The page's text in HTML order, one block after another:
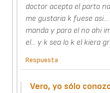
doctor acepta el parto
me gustaria k fuese
manda y para el no ahi
el... y k sea lo k el kiera
Respuesta
Vero, yo sólo